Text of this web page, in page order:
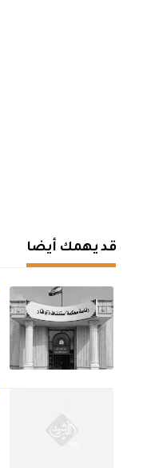
قد يهمك أيضا